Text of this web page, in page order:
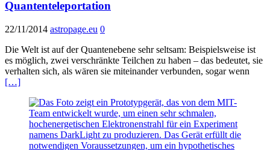
Quantenteleportation
22/11/2014 astropage.eu 0
Die Welt ist auf der Quantenebene sehr seltsam: Beispielsweise ist
es möglich, zwei verschränkte Teilchen zu haben – das bedeutet, sie
verhalten sich, als wären sie miteinander verbunden, sogar wenn
[…]